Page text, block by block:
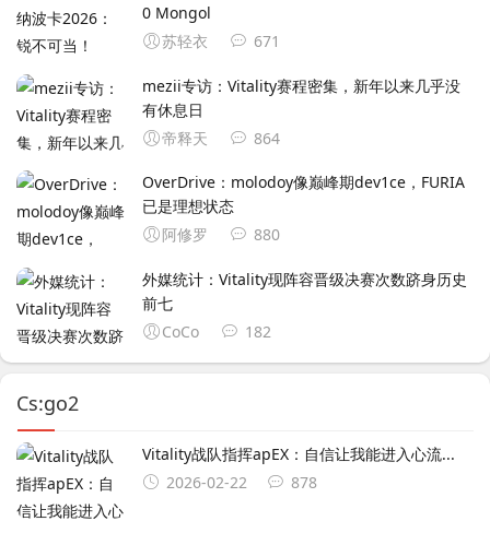
0 Mongol
苏轻衣
671
mezii专访：Vitality赛程密集，新年以来几乎没
有休息日
帝释天
864
OverDrive：molodoy像巅峰期dev1ce，FURIA
已是理想状态
阿修罗
880
外媒统计：Vitality现阵容晋级决赛次数跻身历史
前七
CoCo
182
Cs:go2
Vitality战队指挥apEX：自信让我能进入心流...
2026-02-22
878